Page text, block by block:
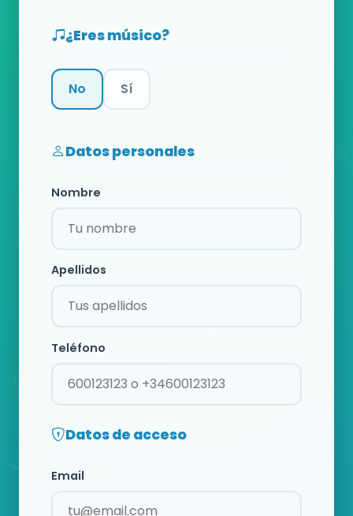
¿Eres músico?
No Sí
Datos personales
Nombre
Apellidos
Teléfono
Datos de acceso
Email